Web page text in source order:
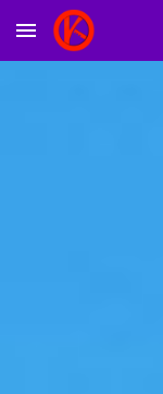
Skip to main content